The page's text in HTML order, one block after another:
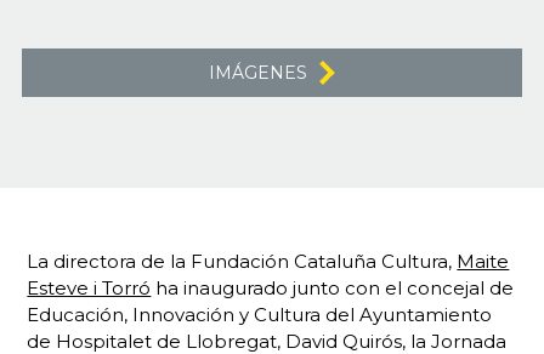
IMÁGENES
La directora de la Fundación Cataluña Cultura, Maite
Esteve i Torró ha inaugurado junto con el concejal de
Educación, Innovación y Cultura del Ayuntamiento
de Hospitalet de Llobregat, David Quirós, la Jornada